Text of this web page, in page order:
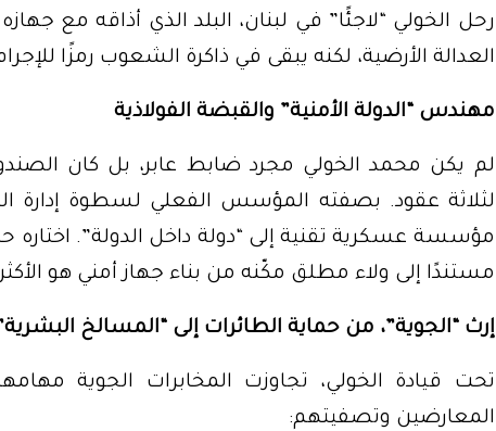
رحل الخولي “لاجئًا” في لبنان، البلد الذي أذاقه مع
العدالة الأرضية، لكنه يبقى في ذاكرة الشعوب رمزًا
مهندس “الدولة الأمنية” والقبضة الفولاذية
لم يكن محمد الخولي مجرد ضابط عابر، بل كان
لثلاثة عقود. بصفته المؤسس الفعلي لسطوة إدارة
مؤسسة عسكرية تقنية إلى “دولة داخل الدولة”. اختاره
مستندًا إلى ولاء مطلق مكّنه من بناء جهاز أمني هو
إرث “الجوية”، من حماية الطائرات إلى “المسالخ
تحت قيادة الخولي، تجاوزت المخابرات الجوية
المعارضين وتصفيتهم: